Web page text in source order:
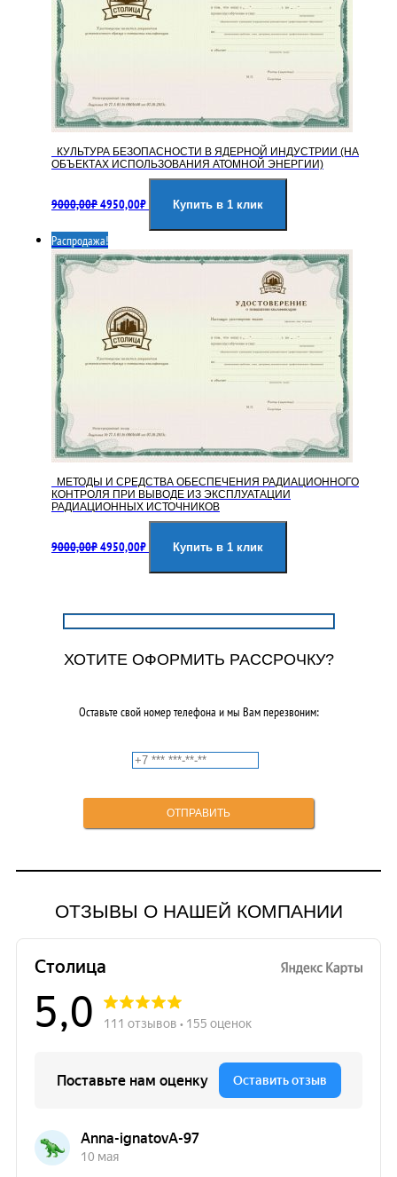
КУЛЬТУРА БЕЗОПАСНОСТИ В ЯДЕРНОЙ ИНДУСТРИИ (НА
ОБЪЕКТАХ ИСПОЛЬЗОВАНИЯ АТОМНОЙ ЭНЕРГИИ)
9000,00₽цена
9000,00₽.
4950,00₽цена:
Купить в 1 клик
Распродажа!
МЕТОДЫ И СРЕДСТВА ОБЕСПЕЧЕНИЯ РАДИАЦИОННОГО
КОНТРОЛЯ ПРИ ВЫВОДЕ ИЗ ЭКСПЛУАТАЦИИ
РАДИАЦИОННЫХ ИСТОЧНИКОВ
9000,00₽цена
4950,00₽цена:
Купить в 1 клик
ХОТИТЕ ОФОРМИТЬ РАССРОЧКУ?
Оставьте свой номер телефона и мы Вам перезвоним:
ОТЗЫВЫ О НАШЕЙ КОМПАНИИ